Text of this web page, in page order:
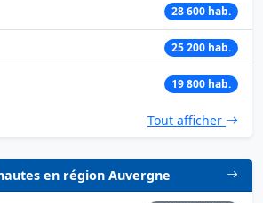
28 600 hab.
25 200 hab.
19 800 hab.
Tout afficher
en région Auvergne